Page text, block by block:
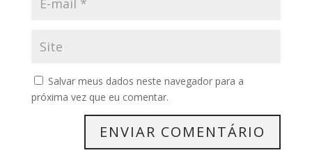
Salvar meus dados neste navegador para a
próxima vez que eu comentar.